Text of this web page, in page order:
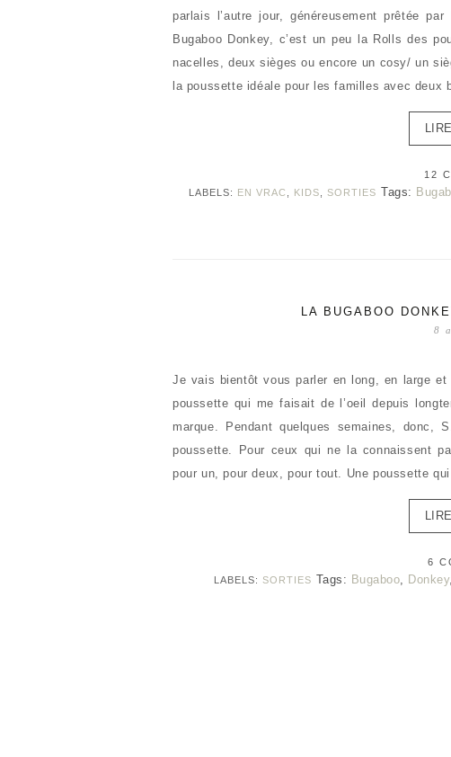
parlais l’autre jour, généreusement prêtée
Bugaboo Donkey, c’est un peu la Rolls des
nacelles, deux sièges ou encore un cosy/ un
la poussette idéale pour les familles avec deux
12
LABELS: EN VRAC KIDS ,SORTIES Tags:
LA BUGABOO
8
Je vais bientôt vous parler en long, en large
poussette qui me faisait de l’oeil depuis
marque. Pendant quelques semaines,
poussette. Pour ceux qui ne la connaissent
pour un, pour deux, pour tout. Une poussette
6
LABELS: SORTIES Tags: Bugaboo, Donkey,